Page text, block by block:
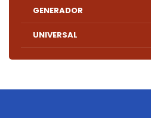
GENERADOR
UNIVERSAL